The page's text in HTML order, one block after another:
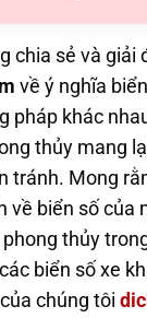
chia sẻ và giải
về ý nghĩa
pháp khác
thủy mang
tránh. Mong
về biển số của
thủy
biển số xe
chúng tôi